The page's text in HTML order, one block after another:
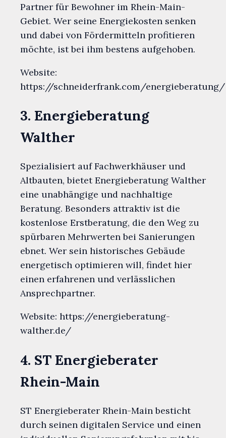
Partner für Bewohner im Rhein-Main-
Gebiet. Wer seine Energiekosten senken
und dabei von Fördermitteln profitieren
möchte, ist bei ihm bestens aufgehoben.
Website:
https://schneiderfrank.com/energieberatung/
3. Energieberatung
Walther
Spezialisiert auf Fachwerkhäuser und
Altbauten, bietet Energieberatung Walther
eine unabhängige und nachhaltige
Beratung. Besonders attraktiv ist die
kostenlose Erstberatung, die den Weg zu
spürbaren Mehrwerten bei Sanierungen
ebnet. Wer sein historisches Gebäude
energetisch optimieren will, findet hier
einen erfahrenen und verlässlichen
Ansprechpartner.
Website: https://energieberatung-
walther.de/
4. ST Energieberater
Rhein-Main
ST Energieberater Rhein-Main besticht
durch seinen digitalen Service und einen